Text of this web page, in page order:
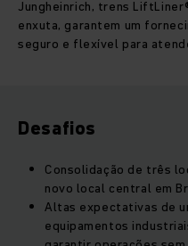
Jungheinrich, trens
enxuta, garantem um
seguro e flexível para
Desafios
Consolidação de três
novo local central em
Altas expectativas de
equipamentos